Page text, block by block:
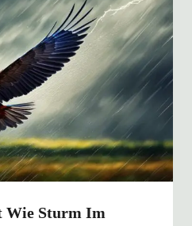
Wie Sturm Im